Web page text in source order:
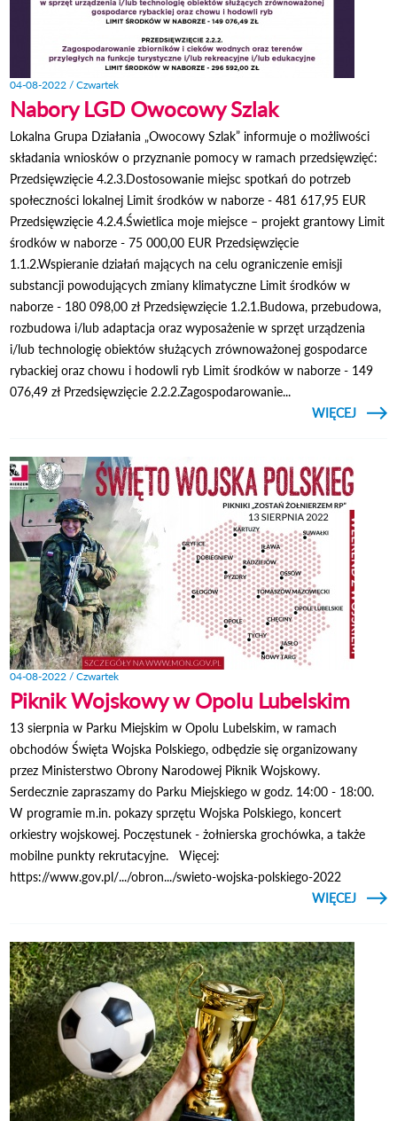
04-08-2022 / Czwartek
Nabory LGD Owocowy Szlak
Lokalna Grupa Działania „Owocowy Szlak” informuje o możliwości
składania wniosków o przyznanie pomocy w ramach przedsięwzięć:
Przedsięwzięcie 4.2.3.Dostosowanie miejsc spotkań do potrzeb
społeczności lokalnej Limit środków w naborze - 481 617,95 EUR
Przedsięwzięcie 4.2.4.Świetlica moje miejsce – projekt grantowy Limit
środków w naborze - 75 000,00 EUR Przedsięwzięcie
1.1.2.Wspieranie działań mających na celu ograniczenie emisji
substancji powodujących zmiany klimatyczne Limit środków w
naborze - 180 098,00 zł Przedsięwzięcie 1.2.1.Budowa, przebudowa,
rozbudowa i/lub adaptacja oraz wyposażenie w sprzęt urządzenia
i/lub technologię obiektów służących zrównoważonej gospodarce
rybackiej oraz chowu i hodowli ryb Limit środków w naborze - 149
076,49 zł Przedsięwzięcie 2.2.2.Zagospodarowanie...
CZYTAJ
WIĘCEJ
O
04-08-2022 / Czwartek
Piknik Wojskowy w Opolu Lubelskim
13 sierpnia w Parku Miejskim w Opolu Lubelskim, w ramach
obchodów Święta Wojska Polskiego, odbędzie się organizowany
przez Ministerstwo Obrony Narodowej Piknik Wojskowy.
Serdecznie zapraszamy do Parku Miejskiego w godz. 14:00 - 18:00.
W programie m.in. pokazy sprzętu Wojska Polskiego, koncert
orkiestry wojskowej. Poczęstunek - żołnierska grochówka, a także
mobilne punkty rekrutacyjne. Więcej:
https://www.gov.pl/.../obron.../swieto-wojska-polskiego-2022
CZYTAJ
WIĘCEJ
O